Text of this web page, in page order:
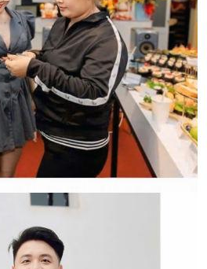
TIN TƯỞNG VÀ ỦNG HỘ
KHẨU và PHÂN PHỐI CÁC
HÃNG.